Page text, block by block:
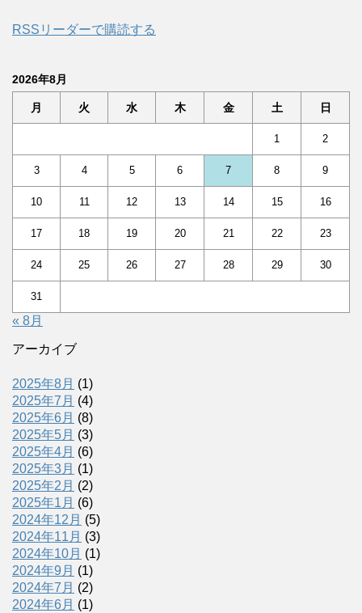
RSSリーダーで購読する
2026年8月
月 火 水 木 金 土 日
1 2
3 4 5 6 7 8 9
10 11 12 13 14 15 16
17 18 19 20 21 22 23
24 25 26 27 28 29 30
31
« 8月
アーカイブ
2025年8月 (1)
2025年7月 (4)
2025年6月 (8)
2025年5月 (3)
2025年4月 (6)
2025年3月 (1)
2025年2月 (2)
2025年1月 (6)
2024年12月 (5)
2024年11月 (3)
2024年10月 (1)
2024年9月 (1)
2024年7月 (2)
2024年6月 (1)